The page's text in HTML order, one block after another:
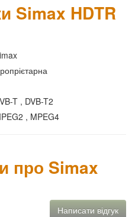
Simax HDTR
T , DVB-T2
, MPEG4
про Simax
Написати відгук